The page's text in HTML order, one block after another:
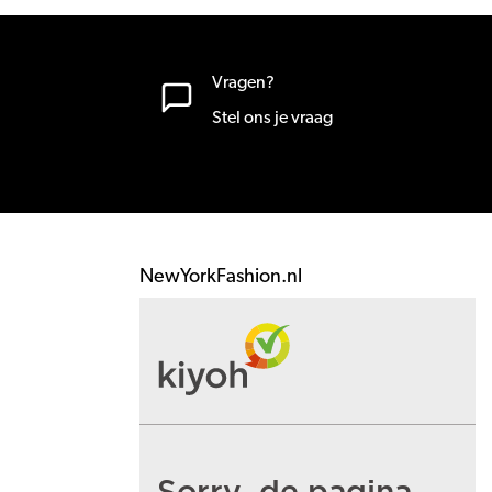
Vragen?
Stel ons je vraag
NewYorkFashion.nl